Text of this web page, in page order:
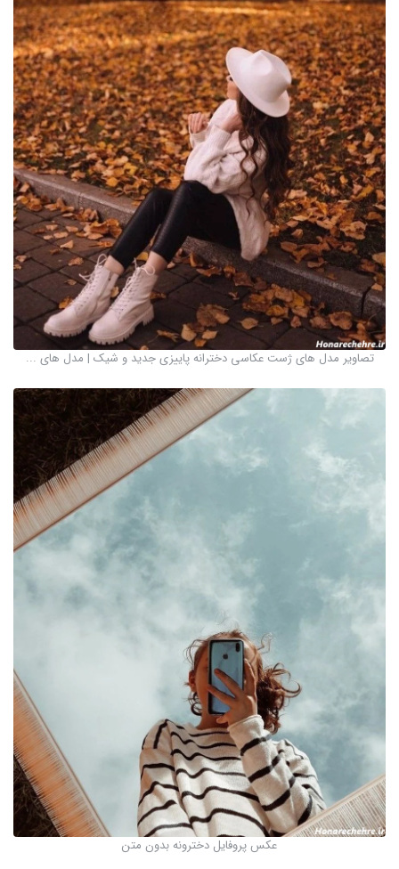
تصاویر مدل های ژست عکاسی دخترانه پاییزی جدید و شیک | مدل های ...
عکس پروفایل دخترونه بدون متن